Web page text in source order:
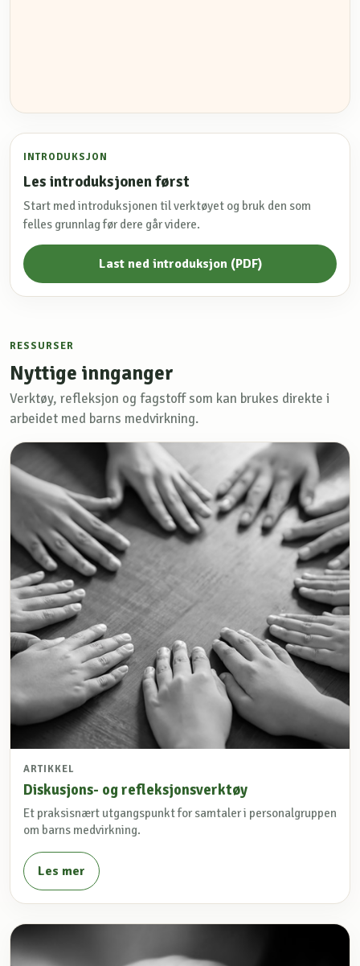
INTRODUKSJON
Les introduksjonen først
Start med introduksjonen til verktøyet og bruk den som
felles grunnlag før dere går videre.
Last ned introduksjon (PDF)
RESSURSER
Nyttige innganger
Verktøy, refleksjon og fagstoff som kan brukes direkte i
arbeidet med barns medvirkning.
ARTIKKEL
Diskusjons- og refleksjonsverktøy
Et praksisnært utgangspunkt for samtaler i personalgruppen
om barns medvirkning.
Les mer